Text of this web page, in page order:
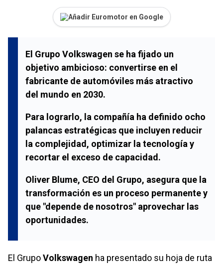
Añadir Euromotor en Google
El Grupo Volkswagen se ha fijado un
objetivo ambicioso: convertirse en el
fabricante de automóviles más atractivo
del mundo en 2030.
Para lograrlo, la compañía ha definido ocho
palancas estratégicas que incluyen reducir
la complejidad, optimizar la tecnología y
recortar el exceso de capacidad.
Oliver Blume, CEO del Grupo, asegura que la
transformación es un proceso permanente y
que "depende de nosotros" aprovechar las
oportunidades.
El GrupoVolkswagen ha presentado su hoja de ruta